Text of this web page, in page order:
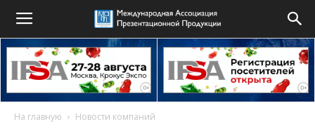
На главную Новости компаний